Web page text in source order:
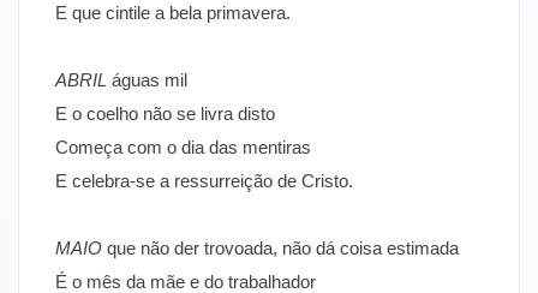
E que cintile a bela primavera.
ABRIL águas mil
E o coelho não se livra disto
Começa com o dia das mentiras
E celebra-se a ressurreição de Cristo.
MAIO que não der trovoada, não dá coisa estimada
É o mês da mãe e do trabalhador